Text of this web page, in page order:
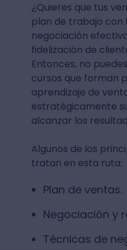
¿Quieres que tus
plan de trabajo con
negociación
fidelización de
Entonces, no
cursos que forman
aprendizaje de
estratégicamente
alcanzar los
Algunos de los
tratan en esta ruta:
Plan de ventas.
Negociación y
Técnicas de